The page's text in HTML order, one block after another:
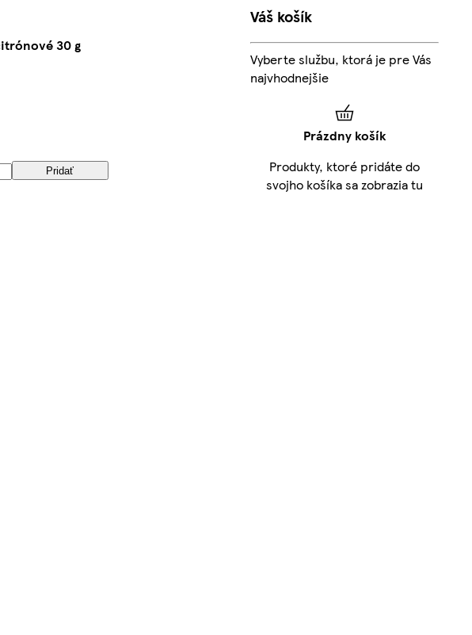
30 g
Pridať
Váš košík
Vyberte službu, ktorá je pre Vás
najvhodnejšie
Prázdny košík
Produkty, ktoré pridáte do
svojho košíka sa zobrazia tu